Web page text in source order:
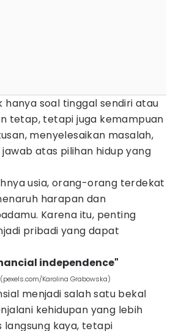
hanya soal tinggal sendiri atau
tetap, tetapi juga kemampuan
menyelesaikan masalah,
atas pilihan hidup yang
usia, orang-orang terdekat
harapan dan
Karena itu, penting
pribadi yang dapat
independence"
Karolina Grabowska)
menjadi salah satu bekal
kehidupan yang lebih
langsung kaya, tetapi